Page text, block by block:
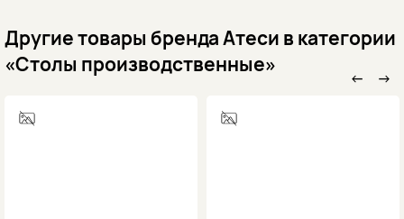
Другие товары бренда Атеси в категории
«Столы производственные»
← →